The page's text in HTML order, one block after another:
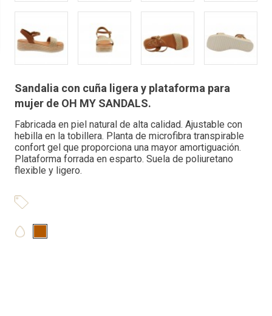
Sandalia con cuña ligera y plataforma para
mujer de OH MY SANDALS.
Fabricada en piel natural de alta calidad. Ajustable con
hebilla en la tobillera. Planta de microfibra transpirable
confort gel que proporciona una mayor amortiguación.
Plataforma forrada en esparto. Suela de poliuretano
flexible y ligero.